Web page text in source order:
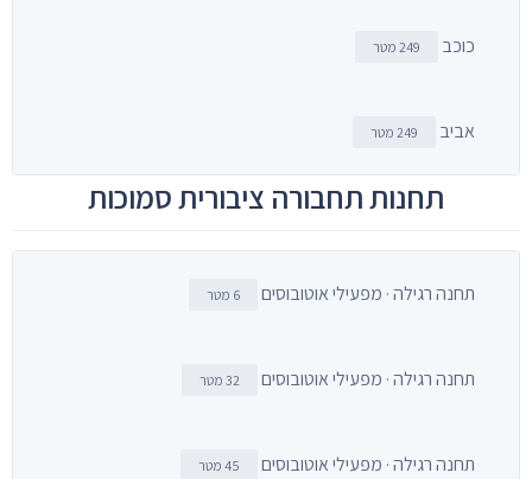
כוכב 249 מטר
אביב 249 מטר
תחנות תחבורה ציבורית סמוכות
תחנה רגילה · מפעילי אוטובוסים 6 מטר
תחנה רגילה · מפעילי אוטובוסים 32 מטר
תחנה רגילה · מפעילי אוטובוסים 45 מטר